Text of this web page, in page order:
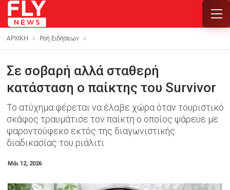
ΑΡΧΙΚΗ Ροή Ειδήσεων
Σε σοβαρή αλλά σταθερή
κατάσταση ο παίκτης του Survivor
Το ατύχημα φέρεται να έλαβε χώρα όταν τουριστικό
σκάφος τραυμάτισε τον παίκτη ο οποίος ψάρευε με
ψαροντούφεκο εκτός της διαγωνιστικής
διαδικασίας του ριάλιτι
Μάι 12, 2026